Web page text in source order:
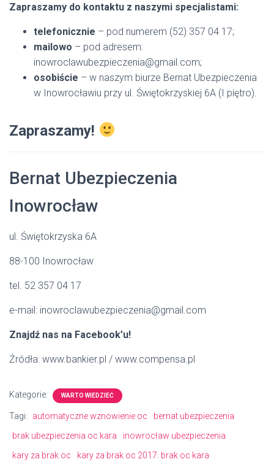
Zapraszamy do kontaktu z naszymi specjalistami:
telefonicznie – pod numerem (52) 357 04 17;
mailowo – pod adresem:
inowroclawubezpieczenia@gmail.com;
osobiście – w naszym biurze Bernat Ubezpieczenia
w Inowrocławiu przy ul. Świętokrzyskiej 6A (I piętro).
Zapraszamy!
Bernat Ubezpieczenia
Inowrocław
ul. Świętokrzyska 6A
88-100 Inowrocław
tel. 52 357 04 17
e-mail: inowroclawubezpieczenia@gmail.com
Znajdź nas na Facebook’u!
Źródła: www.bankier.pl / www.compensa.pl
Kategorie: WARTO WIEDZIEĆ
Tagi: automatyczne wznowienie oc
bernat ubezpieczenia
brak ubezpieczenia oc kara
inowrocław ubezpieczenia
kary za brak oc
kary za brak oc 2017. brak oc kara